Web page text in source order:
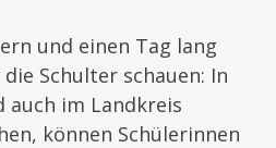
und einen Tag lang
Schulter schauen: In
auch im Landkreis
können Schülerinnen